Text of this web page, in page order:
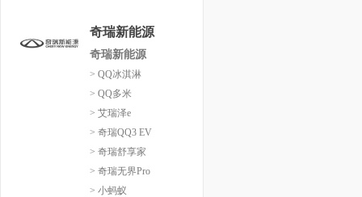
奇瑞新能源
奇瑞新能源
> QQ冰淇淋
> QQ多米
> 艾瑞泽e
> 奇瑞QQ3 EV
> 奇瑞舒享家
> 奇瑞无界Pro
> 小蚂蚁